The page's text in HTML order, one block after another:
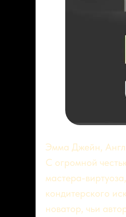
Эмма Джейн,
С огромной
мастера-
кондитерского
новатор, чьи